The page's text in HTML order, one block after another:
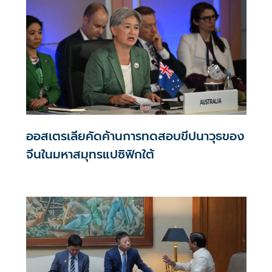
ออสเตรเลียคัดค้านการทดสอบขีปนาวุธของ
จีนในมหาสมุทรแปซิฟิกใต้